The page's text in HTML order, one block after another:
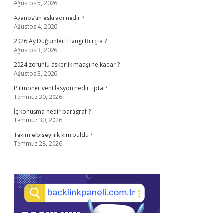
Ağustos 5, 2026
Avanos’un eski adı nedir ?
Ağustos 4, 2026
2026 Ay Düğümleri Hangi Burçta ?
Ağustos 3, 2026
2024 zorunlu askerlik maaşı ne kadar ?
Ağustos 3, 2026
Pulmoner ventilasyon nedir tıpta ?
Temmuz 30, 2026
İç konuşma nedir paragraf ?
Temmuz 30, 2026
Takım elbiseyi ilk kim buldu ?
Temmuz 28, 2026